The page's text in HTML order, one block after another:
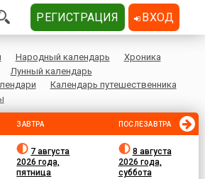
Народный календарь
Хроника
Лунный календарь
Календарь путешественника
ЗАВТРА
7 августа
2026 года,
пятница
ПОСЛЕЗАВТРА
8 августа
2026 года,
суббота
РЕГИСТРАЦИЯ ВХОД